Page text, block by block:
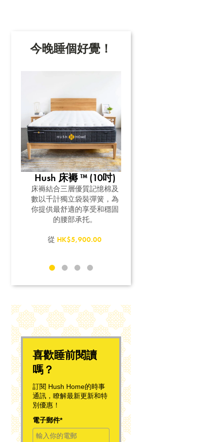
今晚睡個好覺！
Hush 床褥 ™ (10吋)
床褥結合三層優質記憶棉及
數以千計獨立袋裝彈簧，為
你提供最舒適的享受和穩固
的腰部承托。
從 HK$5,900.00
喜歡睡前閱讀
嗎？
訂閱 Hush Home的時事
通訊，瞭解最新更新和特
別優惠！
電子郵件*